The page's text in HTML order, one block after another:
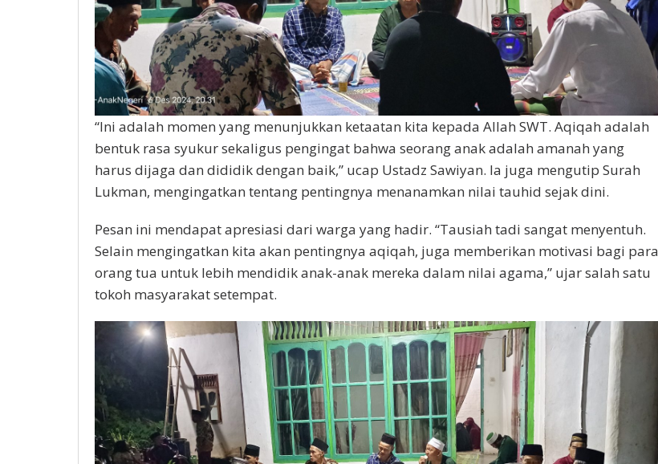
“Ini adalah momen yang menunjukkan ketaatan kita kepada Allah SWT. Aqiqah adalah
bentuk rasa syukur sekaligus pengingat bahwa seorang anak adalah amanah yang
harus dijaga dan dididik dengan baik,” ucap Ustadz Sawiyan. Ia juga mengutip Surah
Lukman, mengingatkan tentang pentingnya menanamkan nilai tauhid sejak dini.
Pesan ini mendapat apresiasi dari warga yang hadir. “Tausiah tadi sangat menyentuh.
Selain mengingatkan kita akan pentingnya aqiqah, juga memberikan motivasi bagi para
orang tua untuk lebih mendidik anak-anak mereka dalam nilai agama,” ujar salah satu
tokoh masyarakat setempat.